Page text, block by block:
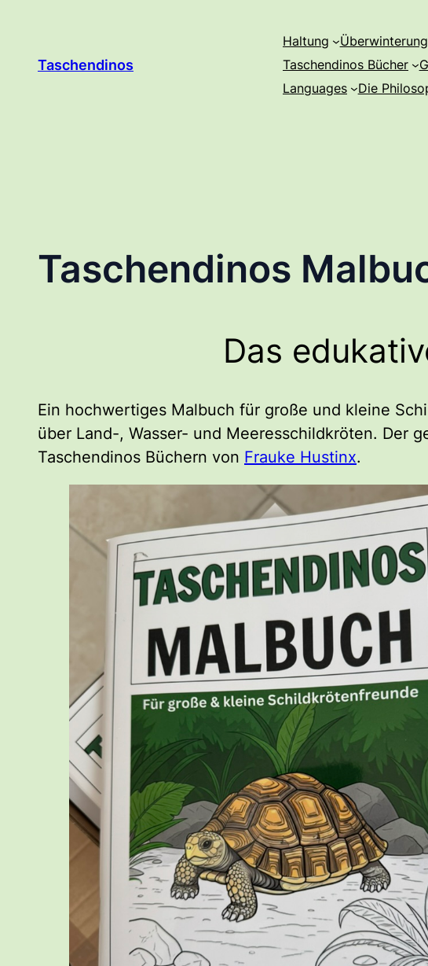
springen
Taschendinos
Haltung Überwinterung
Taschendinos Bücher
Languages
Die
Taschendinos
Das
Ein hochwertiges Malbuch für große und kleine
über Land-, Wasser- und Meeresschildkröten. Der
Taschendinos Büchern von Frauke Hustinx.